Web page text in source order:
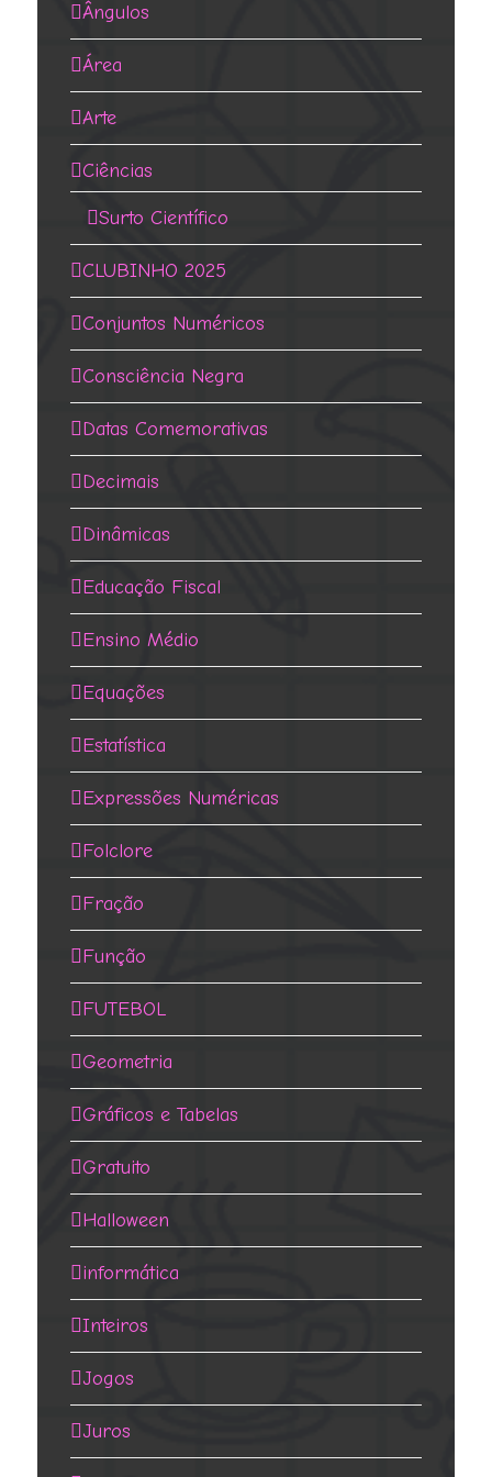
Ângulos
Área
Arte
Ciências
Surto Científico
CLUBINHO 2025
Conjuntos Numéricos
Consciência Negra
Datas Comemorativas
Decimais
Dinâmicas
Educação Fiscal
Ensino Médio
Equações
Estatística
Expressões Numéricas
Folclore
Fração
Função
FUTEBOL
Geometria
Gráficos e Tabelas
Gratuito
Halloween
informática
Inteiros
Jogos
Juros